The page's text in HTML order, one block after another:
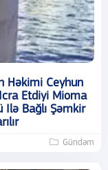
Həkimi Ceyhun
Etdiyi Mioma
Ilə Bağlı Şəmkir
Gündəm